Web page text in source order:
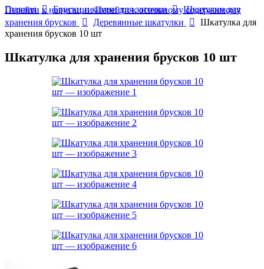
Перейти к навигацииПерейти к основному содержимому
Главная Бруски и камни для заточки
Шкатулки для
хранения брусков
Деревянные шкатулки
Шкатулка для
хранения брусков 10 шт
Шкатулка для хранения брусков 10 шт